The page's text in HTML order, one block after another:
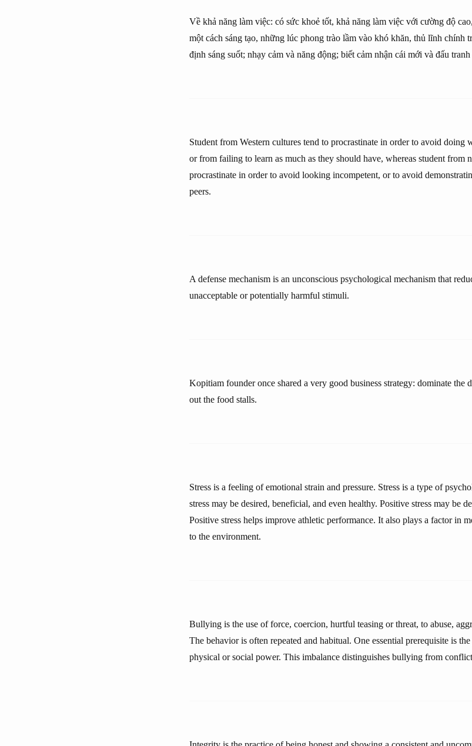
Về khả năng làm việc: có sức khoẻ tốt, khả năng làm việc với cường độ
một cách sáng tạo, những lúc phong trào lầm vào khó khăn, thủ lĩnh chính
định sáng suốt; nhạy cảm và năng động; biết cảm nhận cái mới và đấu
Student from Western cultures tend to procrastinate in order to avoid doing
or from failing to learn as much as they should have, whereas student from
procrastinate in order to avoid looking incompetent, or to avoid
peers.
A defense mechanism is an unconscious psychological mechanism that
unacceptable or potentially harmful stimuli.
Kopitiam founder once shared a very good business strategy: dominate the
out the food stalls.
Stress is a feeling of emotional strain and pressure. Stress is a type of
stress may be desired, beneficial, and even healthy. Positive stress may be
Positive stress helps improve athletic performance. It also plays a factor in
to the environment.
Bullying is the use of force, coercion, hurtful teasing or threat, to abuse,
The behavior is often repeated and habitual. One essential prerequisite is
physical or social power. This imbalance distinguishes bullying from